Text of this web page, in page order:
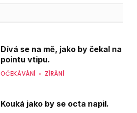
Dívá se na mě, jako by čekal na
pointu vtipu.
OČEKÁVÁNÍ ZÍRÁNÍ
Kouká jako by se octa napil.